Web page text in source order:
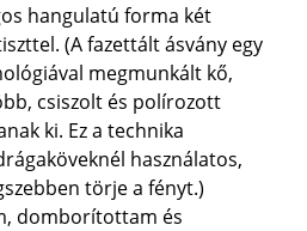
hangulatú forma két
(A fazettált ásvány egy
megmunkált kő,
csiszolt és polírozott
ki. Ez a technika
használatos,
törje a fényt.)
domborítottam és